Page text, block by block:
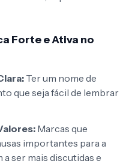
Forte e Ativa no
Ter um nome de
que seja fácil de lembrar
Marcas que
importantes para a
ser mais discutidas e